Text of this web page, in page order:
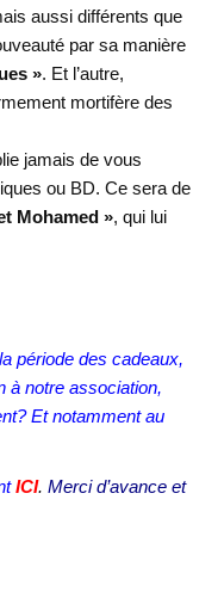
aussi différents que
par sa manière
». Et l’autre,
mortifère des
jamais de vous
ou BD. Ce sera de
Mohamed », qui lui
période des cadeaux,
à notre association,
Et notamment au
ICI. Merci d’avance et